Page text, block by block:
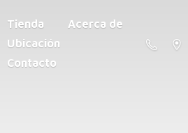
Tienda
Acerca de
Ubicación
Contacto